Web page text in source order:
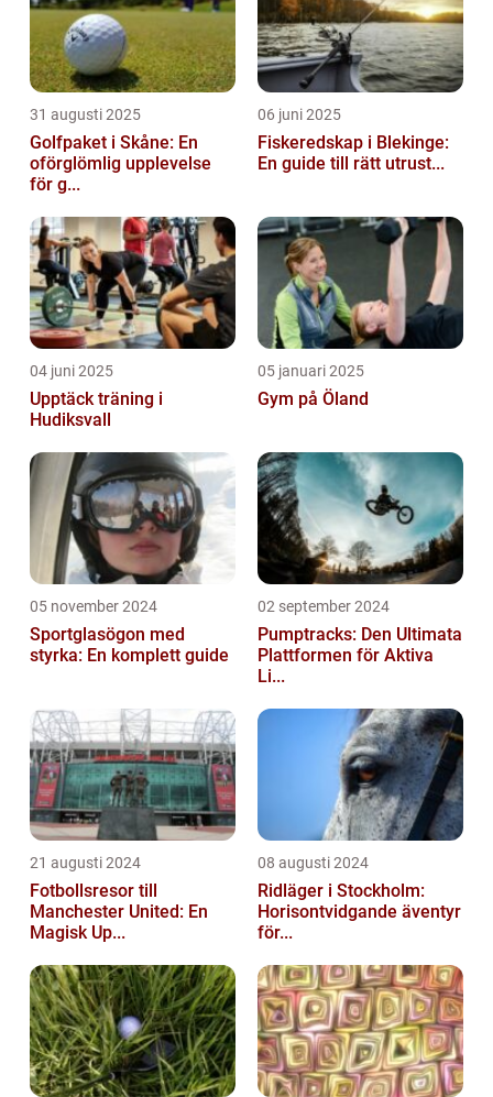
31 augusti 2025
Golfpaket i Skåne: En
oförglömlig upplevelse
för g...
06 juni 2025
Fiskeredskap i Blekinge:
En guide till rätt utrust...
04 juni 2025
Upptäck träning i
Hudiksvall
05 januari 2025
Gym på Öland
05 november 2024
Sportglasögon med
styrka: En komplett guide
02 september 2024
Pumptracks: Den Ultimata
Plattformen för Aktiva
Li...
21 augusti 2024
Fotbollsresor till
Manchester United: En
Magisk Up...
08 augusti 2024
Ridläger i Stockholm:
Horisontvidgande äventyr
för...